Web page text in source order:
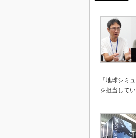
「地球シミ
を担当して